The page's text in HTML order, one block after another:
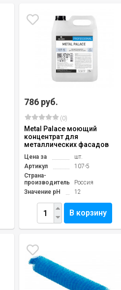
786 руб.
(0)
Metal Palace моющий
концентрат для
металлических фасадов
Цена за
шт.
Артикул
107-5
Страна-
производитель
Россия
Значение pH
12
В корзину